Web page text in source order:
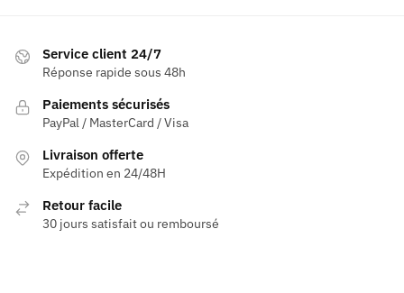
Service client 24/7
Réponse rapide sous 48h
Paiements sécurisés
PayPal / MasterCard / Visa
Livraison offerte
Expédition en 24/48H
Retour facile
30 jours satisfait ou remboursé